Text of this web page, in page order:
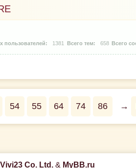
1381 658
54 55 64 74 86 →
Vivi23 Co. Ltd.& MyBB.ru